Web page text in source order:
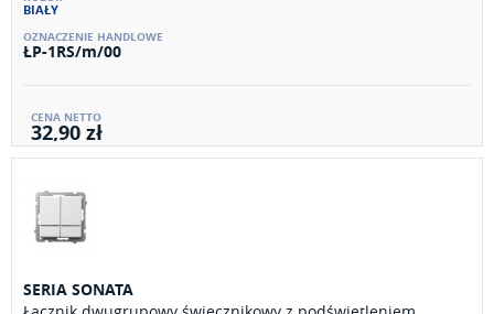
BIAŁY
ŁP-1RS/m/00
32,90 zł
SERIA SONATA